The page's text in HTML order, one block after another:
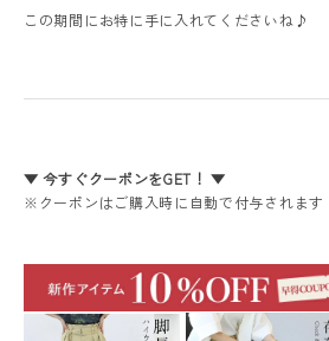
レディースボトムス
ご利用ガイド
この期間にお特に手に入れてくださいね♪
▼ 今すぐクーポンをGET！ ▼
※クーポンはご購入時に自動で付与されます